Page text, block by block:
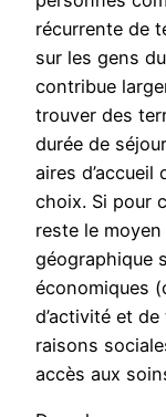
récurrente de
sur les gens
contribue
trouver des
durée de
aires
choix. Si pour
reste le
géographique
économiques
d’activité et
raisons
accès aux